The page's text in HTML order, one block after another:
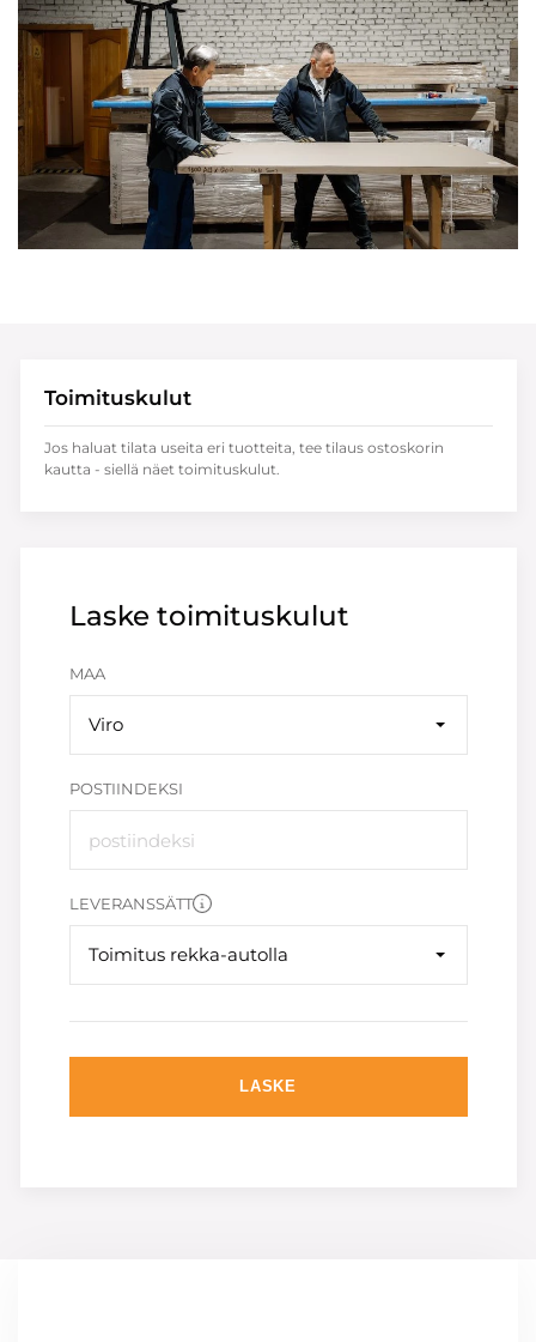
Laske toimituskulut
MAA
Viro
POSTIINDEKSI
LEVERANSSÄTT
Toimitus rekka-autolla
LASKE
Toimituskulut
Jos haluat tilata useita eri tuotteita, tee tilaus ostoskorin
kautta - siellä näet toimituskulut.